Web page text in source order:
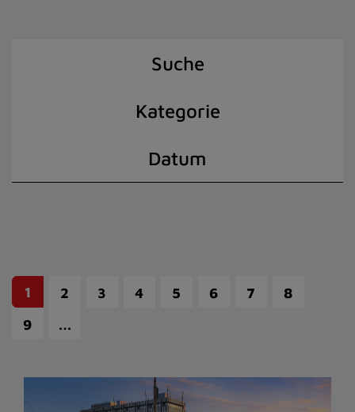
Suche
Kategorie
Datum
1 2 3 4 5 6 7
8
9
…